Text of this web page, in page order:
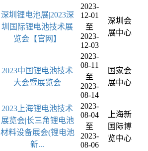
深圳锂电池展|2023深
圳国际锂电池技术展
览会【官网】
2023-
12-01
至
2023-
12-03
深圳会
展中心
2023中国锂电池技术
大会暨展览会
2023-
08-11
至
2023-
08-14
国家会
展中心
2023上海锂电池技术
展览会|长三角锂电池
材料设备展会(锂电池
新...
2023-
08-04
至
2023-
08-06
上海新
国际博
览中心